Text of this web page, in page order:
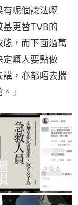
有呢個諗法嘅
基更替TVB的
態，而下面過萬
定嘅人要點做
，亦都唔去揣
」